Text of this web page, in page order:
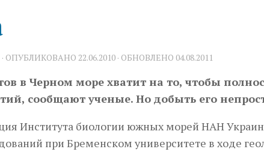
· ОПУБЛИКОВАНО 22.06.2010 · ОБНОВЛЕНО 04.08.2011
в Черном море хватит на то, чтобы
сообщают ученые. Но добыть его
Института биологии южных морей НАН
при Бременском университете в ходе